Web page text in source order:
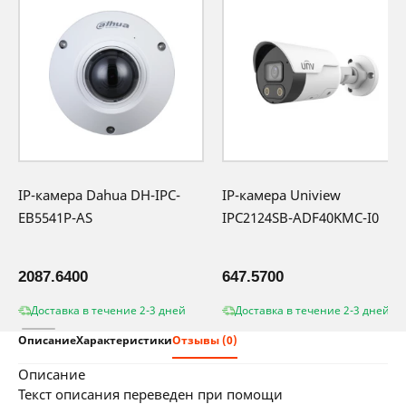
IP-камера Dahua DH-IPC-
EB5541P-AS
2087.6400
Доставка в течение 2-3 дней
IP-камера Uniview
IPC2124SB-ADF40KMC-I0
647.5700
Доставка в течение 2-3 дней
ОписаниеХарактеристикиОтзывы (0)
описание
Текст описания переведен при помощи